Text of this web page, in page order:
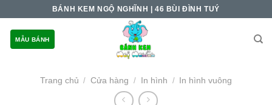
content
BÁNH KEM NGỘ NGHĨNH | 46 BÙI ĐÌNH TUÝ
MẪU BÁNH
Trang chủ / Cửa hàng / In hình / In hình vuông